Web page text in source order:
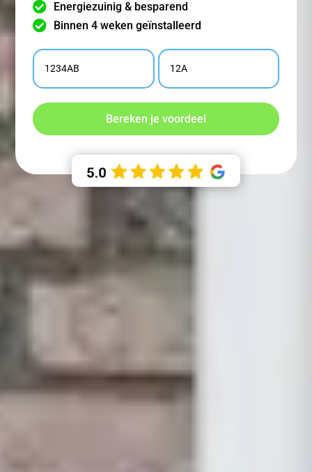
 Energiezuinig & besparend
 Binnen 4 weken geïnstalleerd
Postcode
Toevoeging